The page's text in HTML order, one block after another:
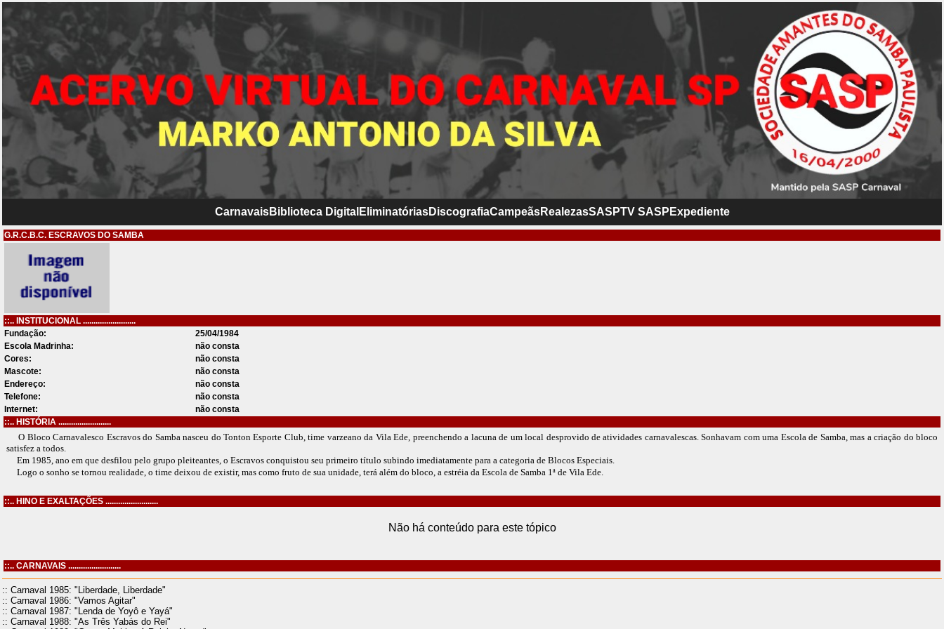
CarnavaisBiblioteca Digital EliminatóriasDiscografiaCampeãsRealezasSASPTV SASP Expediente
G.R.C.B.C. ESCRAVOS DO SAMBA
::.. INSTITUCIONAL .........................
Fundação:
25/04/1984
Escola Madrinha:
não consta
Cores:
não consta
Mascote:
não consta
Endereço:
não consta
Telefone:
não consta
Internet:
não consta
::.. HISTÓRIA .........................
O Bloco Carnavalesco Escravos do Samba nasceu do Tonton Esporte Club, time varzeano da Vila Ede, preenchendo a lacuna de um local desprovido de atividades carnavalescas. Sonhavam com uma Escola de Samba, mas a criação do bloco
satisfez a todos.
Em 1985, ano em que desfilou pelo grupo pleiteantes, o Escravos conquistou seu primeiro título subindo imediatamente para a categoria de Blocos Especiais.
Logo o sonho se tornou realidade, o time deixou de existir, mas como fruto de sua unidade, terá além do bloco, a estréia da Escola de Samba 1ª de Vila Ede.
::.. HINO E EXALTAÇÕES .........................
Não há conteúdo para este tópico
::.. CARNAVAIS .........................
:: Carnaval 1985: "Liberdade, Liberdade"
:: Carnaval 1986: "Vamos Agitar"
:: Carnaval 1987: "Lenda de Yoyô e Yayá"
:: Carnaval 1988: "As Três Yabás do Rei"